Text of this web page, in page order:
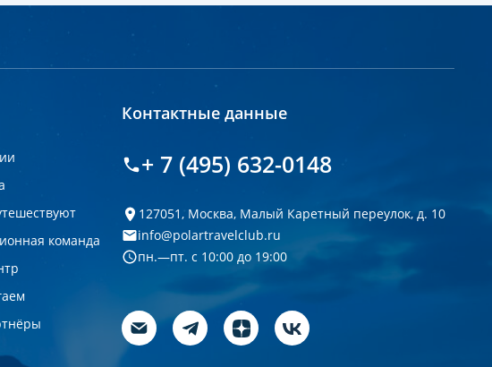
команда
Контактные данные
+ 7 (495) 632-0148
127051, Москва, Малый Каретный переулок, д. 10
info@polartravelclub.ru
пн.—пт. с 10:00 до 19:00